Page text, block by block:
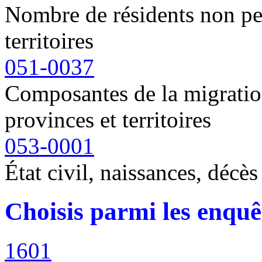
Nombre de résidents non
territoires
051-0037
Composantes de la
provinces et territoires
053-0001
État civil, naissances,
Choisis parmi les
1601